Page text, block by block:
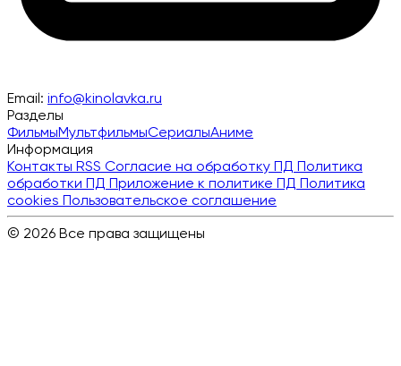
Email: info@kinolavka.ru
Разделы
ФильмыМультфильмыСериалыАниме
Информация
Контакты RSS Согласие на обработку ПД Политика
обработки ПД Приложение к политике ПД Политика
cookies Пользовательское соглашение
© 2026 Все права защищены